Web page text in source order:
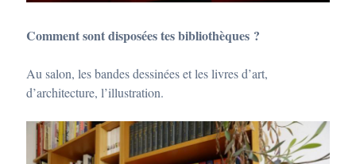
Comment sont disposées tes bibliothèques ?
Au salon, les bandes dessinées et les livres d’art,
d’architecture, l’illustration.